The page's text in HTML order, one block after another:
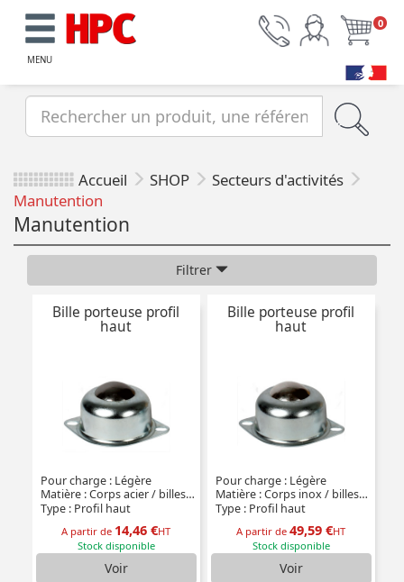
MENU
0
Accueil SHOP
Secteurs d'activités
Manutention
Manutention
Filtrer
Bille porteuse profil
haut
Pour charge : Légère
Matière : Corps acier / billes acier
Type : Profil haut
A partir de 14,46 €HT
Stock disponible
Voir
Bille porteuse profil
haut
Pour charge : Légère
Matière : Corps inox / billes inox
Type : Profil haut
A partir de49,59 €HT
Stock disponible
Voir